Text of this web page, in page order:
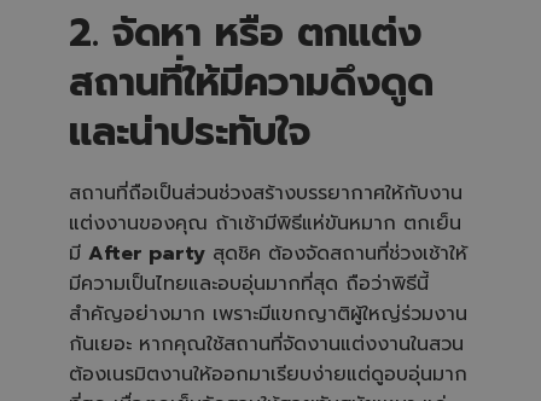
‍2. จัดหา หรือ ตกแต่ง
สถานที่ให้มีความดึงดูด
และน่าประทับใจ
‍สถานที่ถือเป็นส่วนช่วงสร้างบรรยากาศให้กับงาน
แต่งงานของคุณ ถ้าเช้ามีพิธีแห่ขันหมาก ตกเย็น
มี After partyสุดชิค ต้องจัดสถานที่ช่วงเช้าให้
มีความเป็นไทยและอบอุ่นมากที่สุด ถือว่าพิธีนี้
สำคัญอย่างมาก เพราะมีแขกญาติผู้ใหญ่ร่วมงาน
กันเยอะ หากคุณใช้สถานที่จัดงานแต่งงานในสวน
ต้องเนรมิตงานให้ออกมาเรียบง่ายแต่ดูอบอุ่นมาก